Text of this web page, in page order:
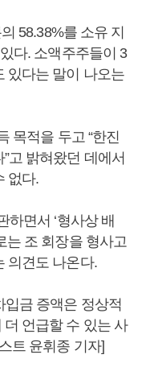
58.38%를 소유 지
다. 소액주주들이 3
있다는 말이 나오는
목적을 두고 “한진
고 밝혀왔던 데에서
없다.
하면서 ‘형사상 배
는 조 회장을 형사고
의견도 나온다.
입금 증액은 정상적
언급할 수 있는 사
트 윤휘종 기자]